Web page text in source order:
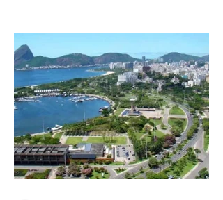
ação tem como objetivo reforçar a
segurança do público, dos
trabalhadores e das estruturas
temporárias durante o período pré-
Carnaval. As autorizações valem até o
dia 8 de fevereiro e têm como
finalidade a liberação dos espaços para